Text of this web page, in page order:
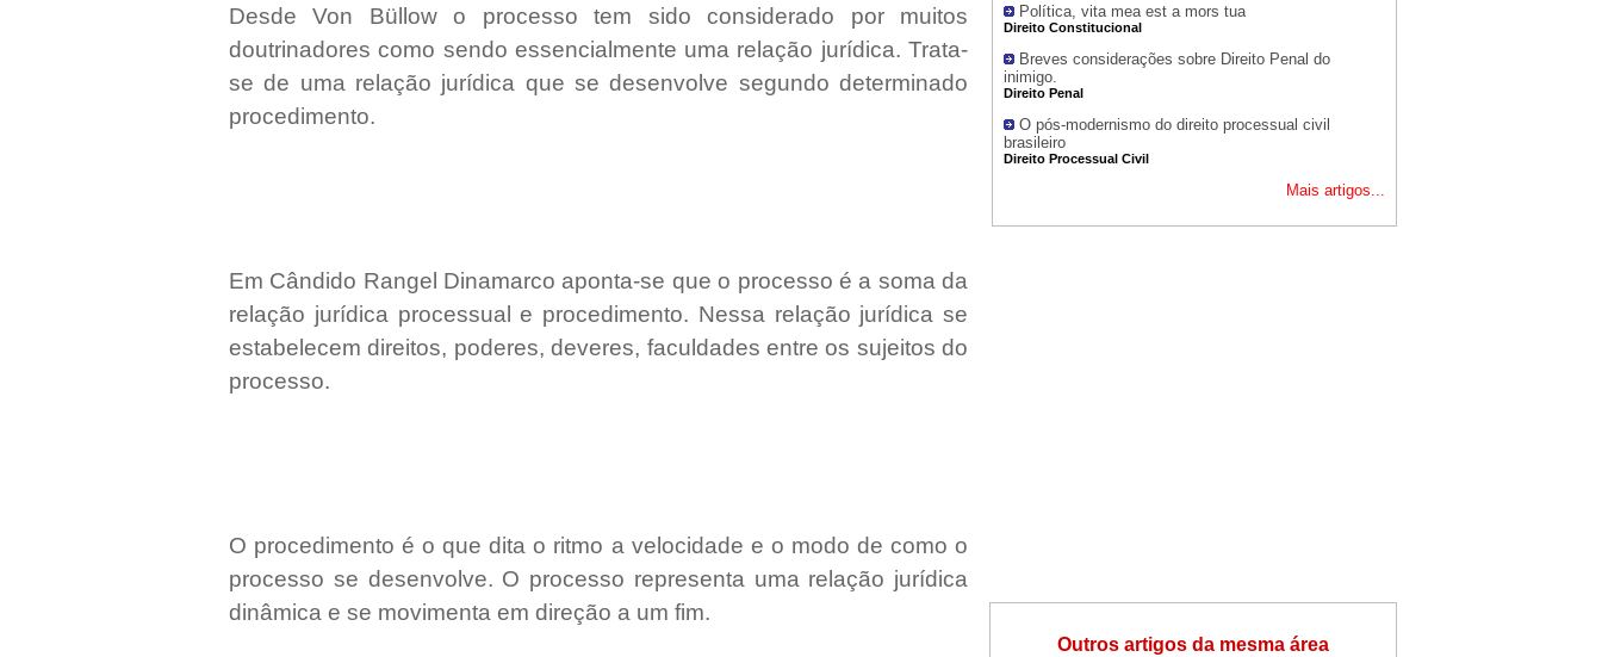
Política, vita mea est a mors tua
Direito Constitucional
Breves considerações sobre Direito Penal do
inimigo.
Direito Penal
O pós-modernismo do direito processual civil
brasileiro
Direito Processual Civil
Mais artigos...
Outros artigos da mesma área
Desde Von Büllow o processo tem sido considerado por muitos
doutrinadores como sendo essencialmente uma relação jurídica. Trata-
se de uma relação jurídica que se desenvolve segundo determinado
procedimento.
Em Cândido Rangel Dinamarco aponta-se que o processo é a soma da
relação jurídica processual e procedimento. Nessa relação jurídica se
estabelecem direitos, poderes, deveres, faculdades entre os sujeitos do
processo.
O procedimento é o que dita o ritmo a velocidade e o modo de como o
processo se desenvolve. O processo representa uma relação jurídica
dinâmica e se movimenta em direção a um fim.